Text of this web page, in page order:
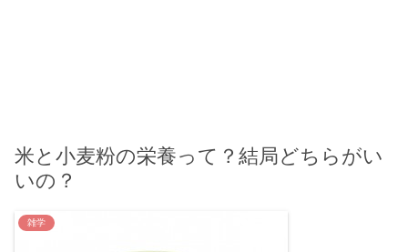
米と小麦粉の栄養って？結局どちらがい
いの？
雑学